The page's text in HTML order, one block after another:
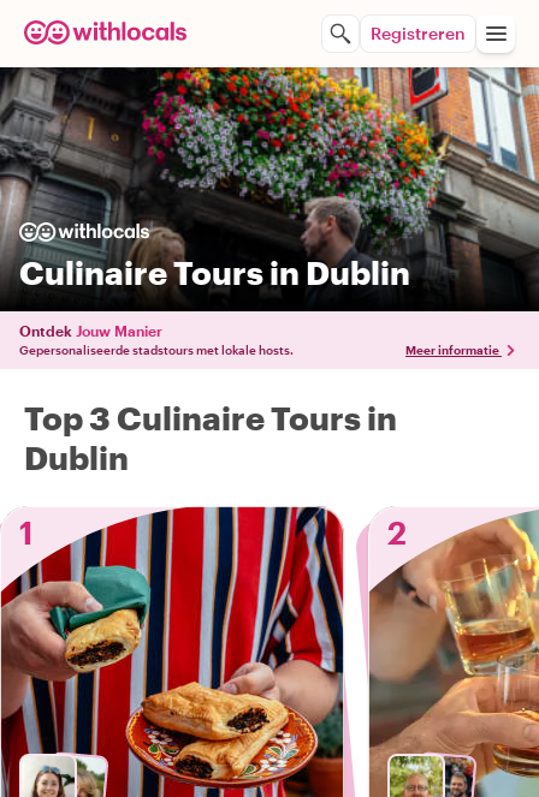
Registreren
Culinaire Tours in Dublin
Ontdek Jouw Manier
Gepersonaliseerde stadstours met lokale hosts. Meer informatie
Top 3 Culinaire Tours in
Dublin
1
2